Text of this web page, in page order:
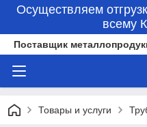
Осуществляем
всему
Поставщик
Товары и услуги